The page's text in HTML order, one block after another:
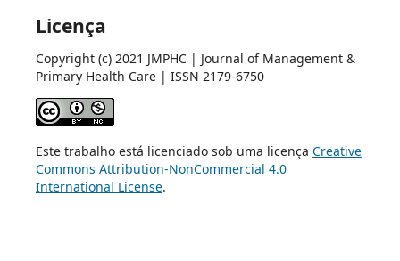
Licença
Copyright (c) 2021 JMPHC | Journal of Management &
Primary Health Care | ISSN 2179-6750
Este trabalho está licenciado sob uma licença Creative
Commons Attribution-NonCommercial 4.0
International License.